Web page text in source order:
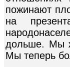
пожинают
на
дольше. Мы
Мы теперь